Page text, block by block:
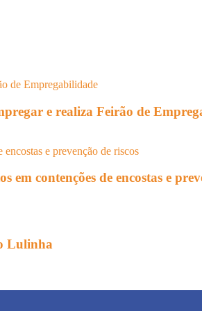
e realiza Feirão de
contenções de encostas e
Lulinha